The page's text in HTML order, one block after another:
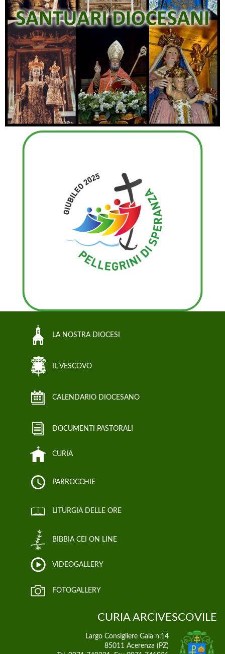
LA NOSTRA DIOCESI
IL VESCOVO
CALENDARIO DIOCESANO
DOCUMENTI PASTORALI
CURIA
PARROCCHIE
LITURGIA DELLE ORE
BIBBIA CEI ON LINE
VIDEOGALLERY
FOTOGALLERY
CURIA ARCIVESCOVILE
Largo Consigliere Gala n.14
85011 Acerenza (PZ)